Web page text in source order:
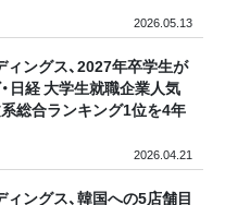
2026.05.13
ィングス、2027年卒学生が
日経 大学生就職企業人気
系総合ランキング1位を4年
2026.04.21
ングス、韓国への5店舗目